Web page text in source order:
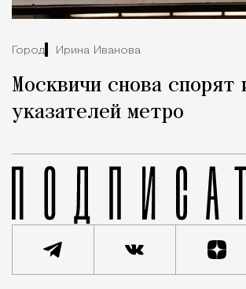
Город Ирина Иванова
Москвичи снова спорят
указателей метро